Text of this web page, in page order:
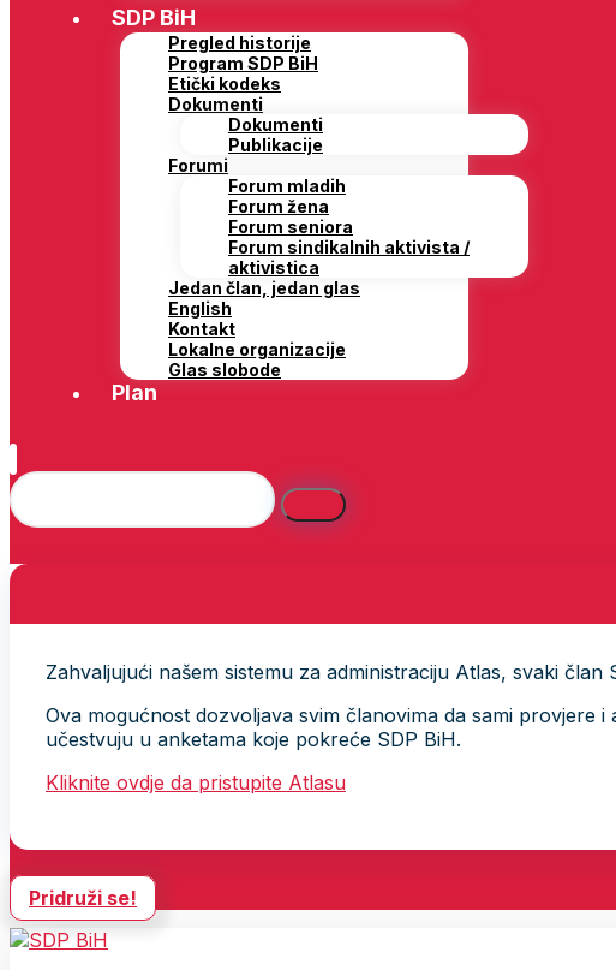
SDP BiH
Pregled historije
Program SDP BiH
Etički kodeks
Dokumenti
Dokumenti
Publikacije
Forumi
Forum mladih
Forum žena
Forum seniora
Forum sindikalnih aktivista /
aktivistica
Jedan član, jedan glas
English
Kontakt
Lokalne organizacije
Glas slobode
Plan
Zahvaljujući našem sistemu za administraciju Atlas, svaki
Ova mogućnost dozvoljava svim članovima da sami
učestvuju u anketama koje pokreće SDP BiH.
Kliknite ovdje da pristupite Atlasu
Pridruži se!